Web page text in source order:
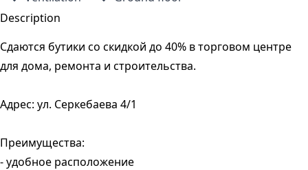
Description
Сдаются бутики со скидкой до 40% в торговом центре
для дома, ремонта и строительства.
Адрес: ул. Серкебаева 4/1
Преимущества:
- удобное расположение